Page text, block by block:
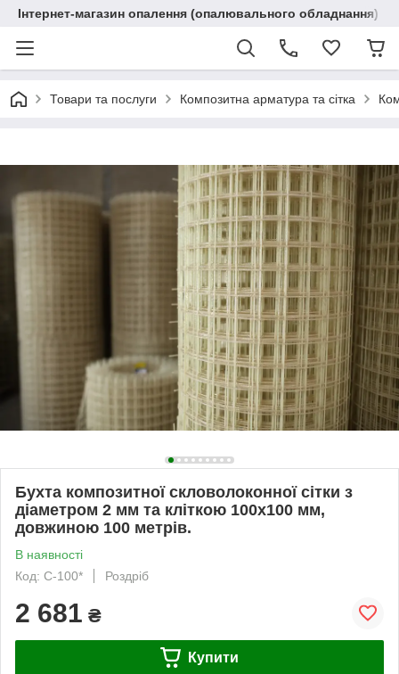
Інтернет-магазин опалення (опалювального обладнання)
Товари та послуги Композитна арматура та сітка
Бухта композитної скловолоконної сітки з
діаметром 2 мм та кліткою 100x100 мм,
довжиною 100 метрів.
В наявності
Код: С-100*
Роздріб
2 681 ₴
Купити